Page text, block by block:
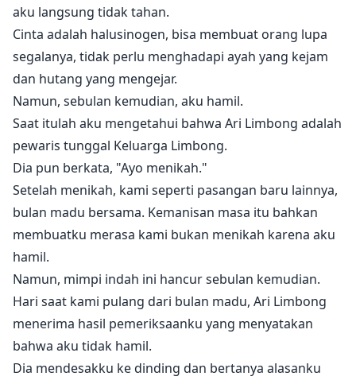
aku langsung tidak tahan.
Cinta adalah halusinogen, bisa membuat orang lupa
segalanya, tidak perlu menghadapi ayah yang kejam
dan hutang yang mengejar.
Namun, sebulan kemudian, aku hamil.
Saat itulah aku mengetahui bahwa Ari Limbong adalah
pewaris tunggal Keluarga Limbong.
Dia pun berkata, "Ayo menikah."
Setelah menikah, kami seperti pasangan baru lainnya,
bulan madu bersama. Kemanisan masa itu bahkan
membuatku merasa kami bukan menikah karena aku
hamil.
Namun, mimpi indah ini hancur sebulan kemudian.
Hari saat kami pulang dari bulan madu, Ari Limbong
menerima hasil pemeriksaanku yang menyatakan
bahwa aku tidak hamil.
Dia mendesakku ke dinding dan bertanya alasanku